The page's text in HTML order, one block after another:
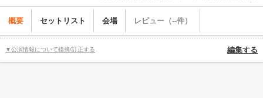
概要 セットリスト 会場 レビュー（--件）
▼公演情報について指摘/訂正する 編集する